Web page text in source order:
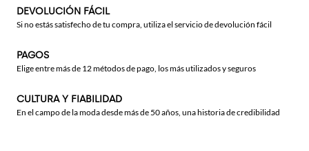
DEVOLUCIÓN FÁCIL
Si no estás satisfecho de tu compra, utiliza el servicio de devolución fácil
PAGOS
Elige entre más de 12 métodos de pago, los más utilizados y seguros
CULTURA Y FIABILIDAD
En el campo de la moda desde más de 50 años, una historia de credibilidad